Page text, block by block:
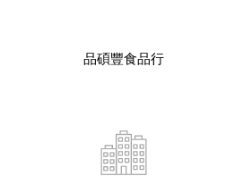
品碩豐食品行